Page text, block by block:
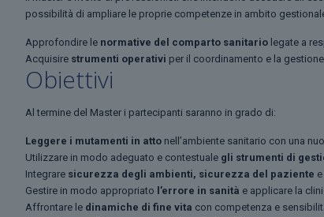
possibilità di ampliare le proprie competenze in ambito
Approfondire le normative del comparto sanitario legate a
Acquisire strumenti operativi per il coordinamento e la
Obiettivi
Al termine del Master i partecipanti saranno in grado di:
Leggere i mutamenti in atto nell’ambiente sanitario con una
Utilizzare in modo adeguato e contestuale gli strumenti di
Integrare sicurezza degli ambienti, sicurezza del paziente
Gestire in modo appropriato l’errore in sanità e applicare la
Affrontare le dinamiche di fine vita con competenza e